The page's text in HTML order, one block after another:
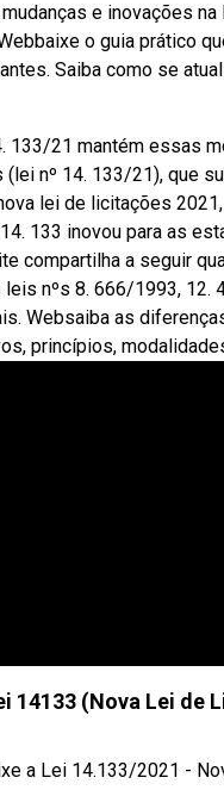
e inovações
o guia prático
Saiba como se
133/21 mantém essas
nº 14. 133/21), que
lei de licitações
133 inovou para as
compartilha a seguir
nºs 8. 666/1993, 12.
Websaiba as
princípios,
14133 (Nova Lei de
a Lei 14.133/2021 -